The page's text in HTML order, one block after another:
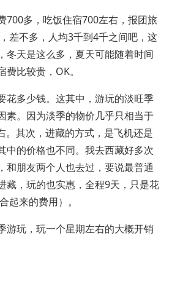
700多，吃饭住宿700左右，报团旅
差不多，人均3千到4千之间吧，这
冬天是这么多，夏天可能随着时间
比较贵，OK。
花多少钱。这其中，游玩的淡旺季
素。因为淡季的物价几乎只相当于
。其次，进藏的方式，是飞机还是
中的价格也不同。我去西藏好多次
和朋友两个人也去过，要说最普通
藏，玩的也实惠，全程9天，只是花
起来的费用）。
游玩，玩一个星期左右的大概开销